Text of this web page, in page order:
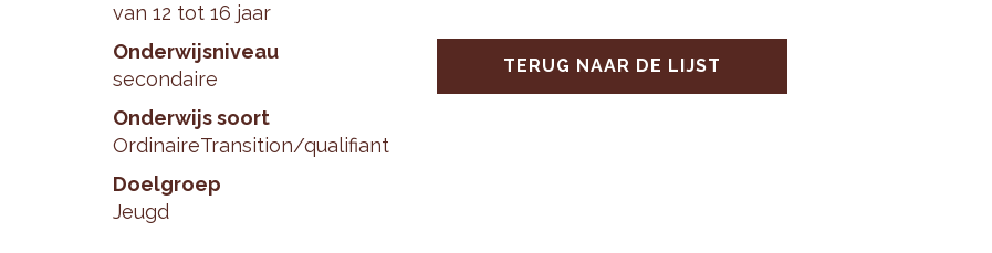
van 12 tot 16 jaar
Onderwijsniveau
secondaire
Onderwijs soort
OrdinaireTransition/qualifiant
Doelgroep
Jeugd
TERUG NAAR DE LIJST